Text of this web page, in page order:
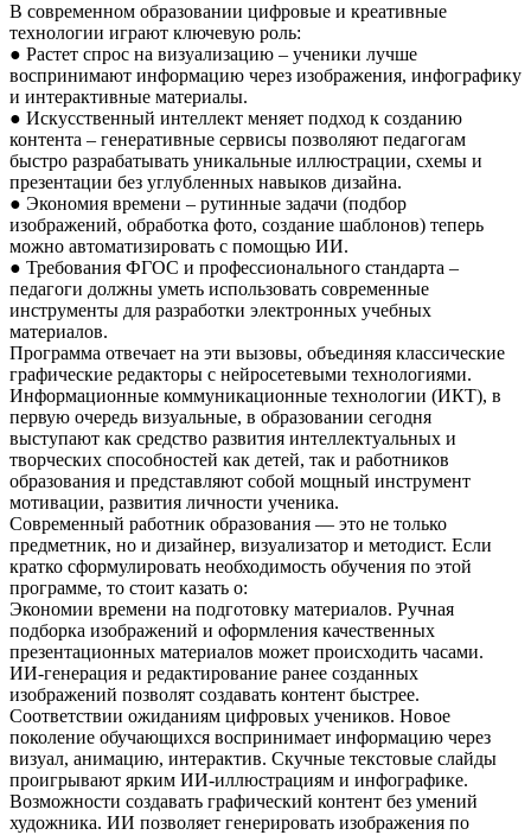
В современном образовании цифровые и креативные
технологии играют ключевую роль:
● Растет спрос на визуализацию – ученики лучше
воспринимают информацию через изображения, инфографику
и интерактивные материалы.
● Искусственный интеллект меняет подход к созданию
контента – генеративные сервисы позволяют педагогам
быстро разрабатывать уникальные иллюстрации, схемы и
презентации без углубленных навыков дизайна.
● Экономия времени – рутинные задачи (подбор
изображений, обработка фото, создание шаблонов) теперь
можно автоматизировать с помощью ИИ.
● Требования ФГОС и профессионального стандарта –
педагоги должны уметь использовать современные
инструменты для разработки электронных учебных
материалов.
Программа отвечает на эти вызовы, объединяя классические
графические редакторы с нейросетевыми технологиями.
Информационные коммуникационные технологии (ИКТ), в
первую очередь визуальные, в образовании сегодня
выступают как средство развития интеллектуальных и
творческих способностей как детей, так и работников
образования и представляют собой мощный инструмент
мотивации, развития личности ученика.
Современный работник образования — это не только
предметник, но и дизайнер, визуализатор и методист. Если
кратко сформулировать необходимость обучения по этой
программе, то стоит казать о:
Экономии времени на подготовку материалов. Ручная
подборка изображений и оформления качественных
презентационных материалов может происходить часами.
ИИ-генерация и редактирование ранее созданных
изображений позволят создавать контент быстрее.
Соответствии ожиданиям цифровых учеников. Новое
поколение обучающихся воспринимает информацию через
визуал, анимацию, интерактив. Скучные текстовые слайды
проигрывают ярким ИИ-иллюстрациям и инфографике.
Возможности создавать графический контент без умений
художника. ИИ позволяет генерировать изображения по